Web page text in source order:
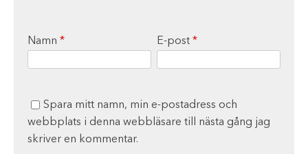
Namn * E-post *
Spara mitt namn, min e-postadress och
webbplats i denna webbläsare till nästa gång jag
skriver en kommentar.